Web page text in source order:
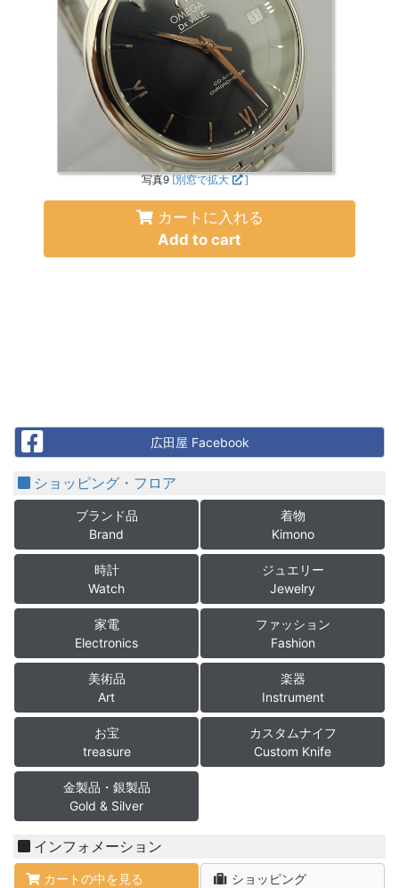
写真9 [別窓で拡大 ]
カートに入れる
Add to cart
Facebook 広田屋 Facebook
ショッピング・フロア
ブランド品
Brand
着物
Kimono
時計
Watch
ジュエリー
Jewelry
家電
Electronics
ファッション
Fashion
美術品
Art
楽器
Instrument
お宝
treasure
カスタムナイフ
Custom Knife
金製品・銀製品
Gold & Silver
インフォメーション
カートの中を見る ショッピング